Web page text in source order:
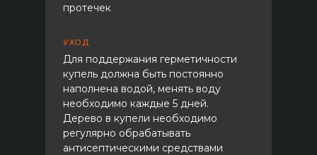
УХОД
протечек
Для поддержания герметичности
купель должна быть постоянно
наполнена водой, менять воду
необходимо каждые 5 дней.
Дерево в купели необходимо
регулярно обрабатывать
антисептическими средствами